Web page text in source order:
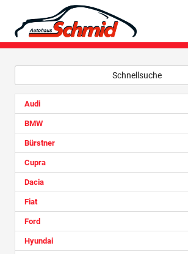
Schnellsuche
Audi
BMW
Bürstner
Cupra
Dacia
Fiat
Ford
Hyundai